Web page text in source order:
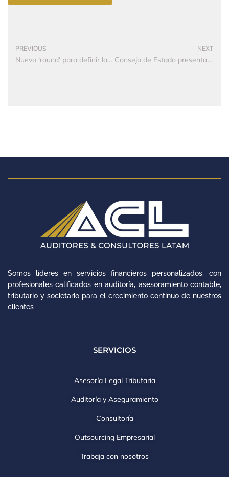
PREVIOUS
Nuevo ‘round’ para definir la productividad en la mesa del salario mínimo
NEXT
Consejo de Estado presenta reparos a proyecto de arbitramento tributario de la Dian
Somos líderes en servicios financieros personalizados, con
profesionales calificados en auditoría, asesoramiento contable,
tributario y societario para el crecimiento continuo de nuestros
clientes
SERVICIOS
Asesoría Legal Tributaria
Auditoría y Aseguramiento
Consultoría
Outsourcing Empresarial
Trabaja con nosotros